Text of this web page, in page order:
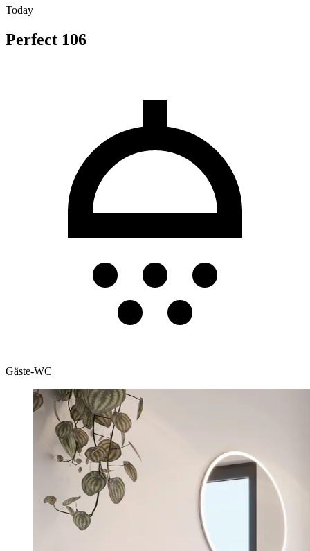
Today
Perfect 106
Gäste-WC